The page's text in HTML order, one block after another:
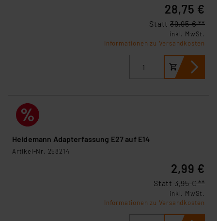
28,75 €
Statt 39,95 € **
inkl. MwSt.
Informationen zu Versandkosten
Heidemann Adapterfassung E27 auf E14
Artikel-Nr. 258214
2,99 €
Statt 3,95 € **
inkl. MwSt.
Informationen zu Versandkosten